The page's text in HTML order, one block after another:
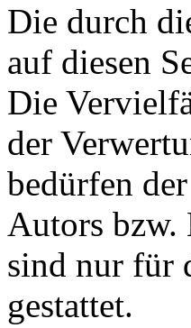
Die durch
auf diesen
Die
der
bedürfen
Autors bzw.
sind nur für
gestattet.